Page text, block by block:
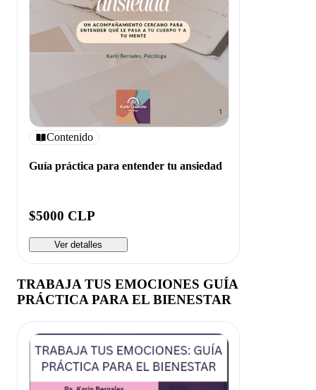
Contenido
Guía práctica para entender tu ansiedad
$5000 CLP
Ver detalles
TRABAJA TUS EMOCIONES GUÍA
PRÁCTICA PARA EL BIENESTAR